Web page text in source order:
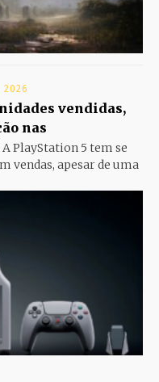
2026
vendidas,
nas
PlayStation 5 tem se
vendas, apesar de uma